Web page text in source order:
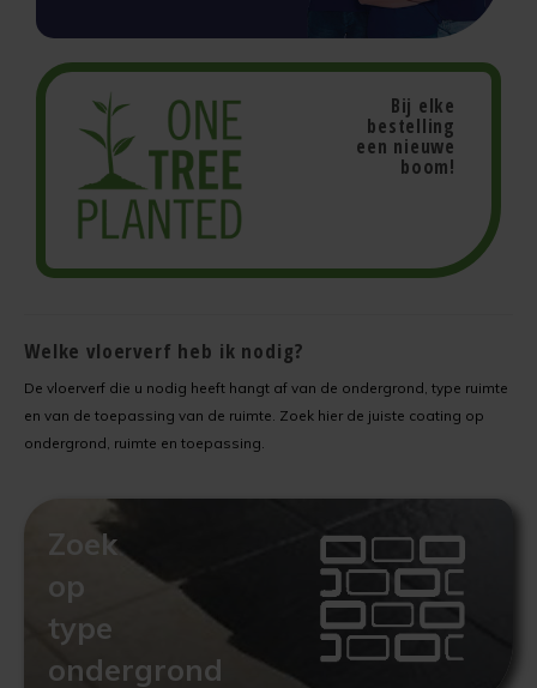
Epoxy Plamuur 2K
Vinylvloer verven
Woonkamervloer verven
Bij elke
bestelling
een nieuwe
boom!
Welke vloerverf heb ik nodig?
De vloerverf die u nodig heeft hangt af van de ondergrond, type ruimte
en van de toepassing van de ruimte. Zoek hier de juiste coating op
ondergrond, ruimte en toepassing.
Zoek
op
type
ondergrond